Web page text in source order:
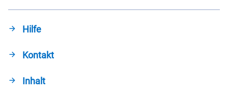
Hilfe
Kontakt
Inhalt